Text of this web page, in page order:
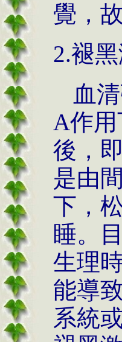
覺，
2.褪
血
A作
後，
是由
下，
睡。
生理
能導
系統